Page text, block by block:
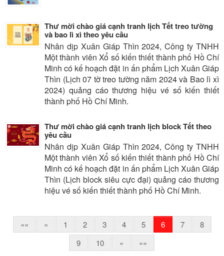
Thư mời chào giá cạnh tranh lịch Tết treo tường
và bao lì xì theo yêu cầu
Nhân dịp Xuân Giáp Thìn 2024, Công ty TNHH
Một thành viên Xổ số kiến thiết thành phố Hồ Chí
Minh có kế hoạch đặt in ấn phẩm Lịch Xuân Giáp
Thìn (Lịch 07 tờ treo tường năm 2024 và Bao lì xì
2024) quảng cáo thương hiệu vé số kiến thiết
thành phố Hồ Chí Minh.
Thư mời chào giá cạnh tranh lịch block Tết theo
yêu cầu
Nhân dịp Xuân Giáp Thìn 2024, Công ty TNHH
Một thành viên Xổ số kiến thiết thành phố Hồ Chí
Minh có kế hoạch đặt in ấn phẩm Lịch Xuân Giáp
Thìn (Lịch block siêu cực đại) quảng cáo thương
hiệu vé số kiến thiết thành phố Hồ Chí Minh.
«« « 1 2 3 4 5 6 7
8
9
10 » »»